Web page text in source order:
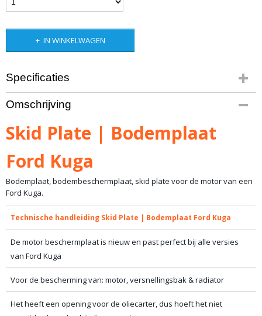
IN WINKELWAGEN
Specificaties
Productcode
1111-88
Bruto gewicht
20,00 Kg
Omschrijving
Skid Plate | Bodemplaat
Ford Kuga
Bodemplaat, bodembeschermplaat, skid plate voor de motor van een
Ford Kuga.
Technische handleiding Skid Plate | Bodemplaat Ford Kuga
De motor beschermplaat is nieuw en past perfect bij alle versies
van Ford Kuga
Voor de bescherming van: motor, versnellingsbak & radiator
Het heeft een opening voor de oliecarter, dus hoeft het niet